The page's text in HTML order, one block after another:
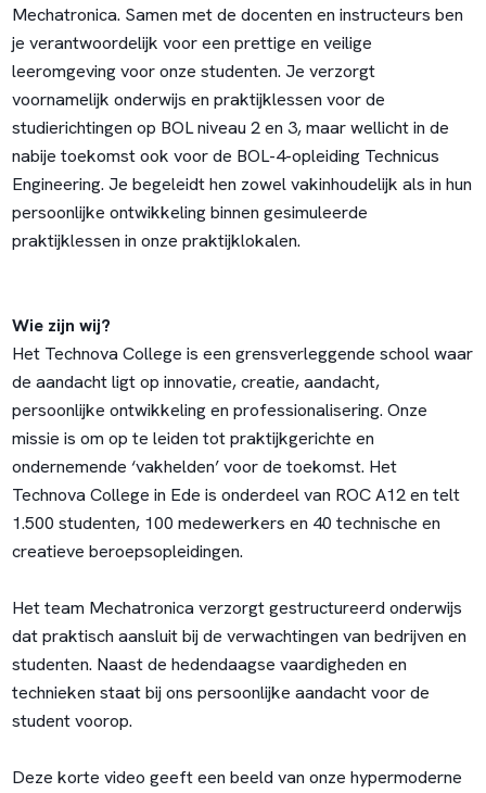
Mechatronica. Samen met de docenten en instructeurs ben
je verantwoordelijk voor een prettige en veilige
leeromgeving voor onze studenten. Je verzorgt
voornamelijk onderwijs en praktijklessen voor de
studierichtingen op BOL niveau 2 en 3, maar wellicht in de
nabije toekomst ook voor de BOL-4-opleiding Technicus
Engineering. Je begeleidt hen zowel vakinhoudelijk als in hun
persoonlijke ontwikkeling binnen gesimuleerde
praktijklessen in onze praktijklokalen.
Wie zijn wij?
Het Technova College is een grensverleggende school waar
de aandacht ligt op innovatie, creatie, aandacht,
persoonlijke ontwikkeling en professionalisering. Onze
missie is om op te leiden tot praktijkgerichte en
ondernemende ‘vakhelden’ voor de toekomst. Het
Technova College in Ede is onderdeel van ROC A12 en telt
1.500 studenten, 100 medewerkers en 40 technische en
creatieve beroepsopleidingen.
Het team Mechatronica verzorgt gestructureerd onderwijs
dat praktisch aansluit bij de verwachtingen van bedrijven en
studenten. Naast de hedendaagse vaardigheden en
technieken staat bij ons persoonlijke aandacht voor de
student voorop.
Deze korte video geeft een beeld van onze hypermoderne